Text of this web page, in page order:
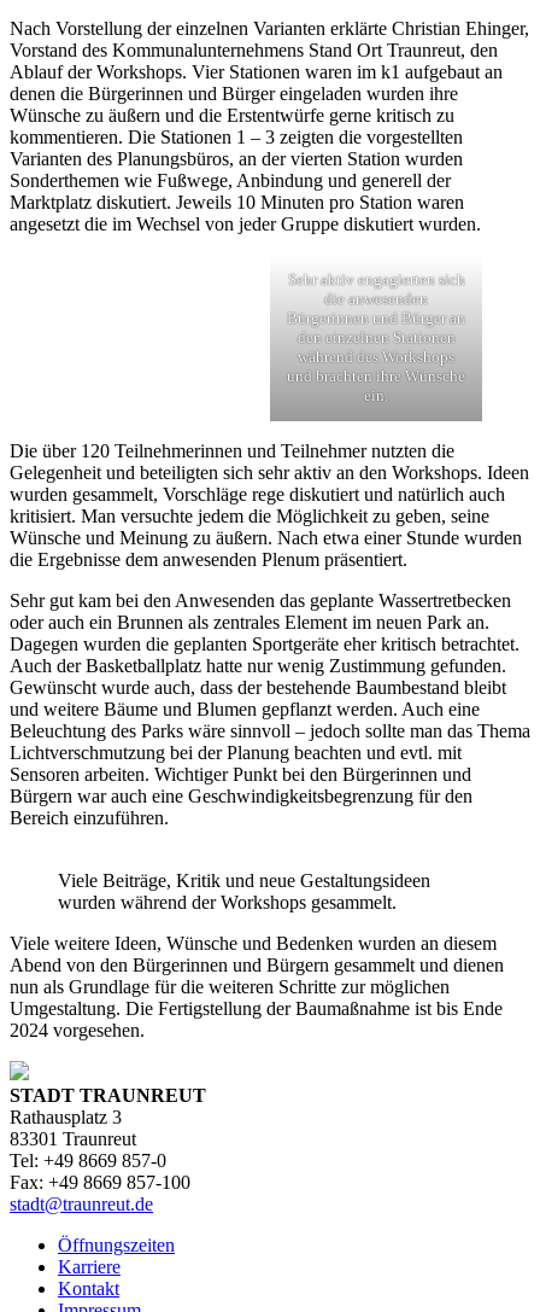
Nach Vorstellung der einzelnen Varianten erklärte Christian Ehinger,
Vorstand des Kommunalunternehmens Stand Ort Traunreut, den
Ablauf der Workshops. Vier Stationen waren im k1 aufgebaut an
denen die Bürgerinnen und Bürger eingeladen wurden ihre
Wünsche zu äußern und die Erstentwürfe gerne kritisch zu
kommentieren. Die Stationen 1 – 3 zeigten die vorgestellten
Varianten des Planungsbüros, an der vierten Station wurden
Sonderthemen wie Fußwege, Anbindung und generell der
Marktplatz diskutiert. Jeweils 10 Minuten pro Station waren
angesetzt die im Wechsel von jeder Gruppe diskutiert wurden.
Sehr aktiv engagierten sich
die anwesenden
Bürgerinnen und Bürger an
den einzelnen Stationen
während des Workshops
und brachten ihre Wünsche
ein.
Die über 120 Teilnehmerinnen und Teilnehmer nutzten die
Gelegenheit und beteiligten sich sehr aktiv an den Workshops. Ideen
wurden gesammelt, Vorschläge rege diskutiert und natürlich auch
kritisiert. Man versuchte jedem die Möglichkeit zu geben, seine
Wünsche und Meinung zu äußern. Nach etwa einer Stunde wurden
die Ergebnisse dem anwesenden Plenum präsentiert.
Sehr gut kam bei den Anwesenden das geplante Wassertretbecken
oder auch ein Brunnen als zentrales Element im neuen Park an.
Dagegen wurden die geplanten Sportgeräte eher kritisch betrachtet.
Auch der Basketballplatz hatte nur wenig Zustimmung gefunden.
Gewünscht wurde auch, dass der bestehende Baumbestand bleibt
und weitere Bäume und Blumen gepflanzt werden. Auch eine
Beleuchtung des Parks wäre sinnvoll – jedoch sollte man das Thema
Lichtverschmutzung bei der Planung beachten und evtl. mit
Sensoren arbeiten. Wichtiger Punkt bei den Bürgerinnen und
Bürgern war auch eine Geschwindigkeitsbegrenzung für den
Bereich einzuführen.
Viele Beiträge, Kritik und neue Gestaltungsideen
wurden während der Workshops gesammelt.
Viele weitere Ideen, Wünsche und Bedenken wurden an diesem
Abend von den Bürgerinnen und Bürgern gesammelt und dienen
nun als Grundlage für die weiteren Schritte zur möglichen
Umgestaltung. Die Fertigstellung der Baumaßnahme ist bis Ende
2024 vorgesehen.
STADT TRAUNREUT
Rathausplatz 3
83301 Traunreut
Tel: +49 8669 857-0
Fax: +49 8669 857-100
stadt@traunreut.de
Öffnungszeiten
Karriere
Kontakt